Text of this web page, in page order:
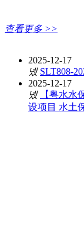
查看更多 >>
政策法规
2025-12-17
넸 SLT808-
2025-12-17
넸
【粤水水
设项目 水土